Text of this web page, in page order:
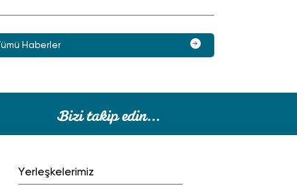
Tümü Haberler
Yerleşkelerimiz